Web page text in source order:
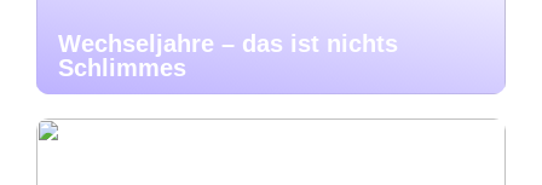
Wechseljahre – das ist nichts
Schlimmes